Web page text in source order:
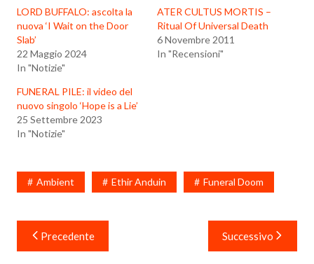
LORD BUFFALO: ascolta la
nuova ‘I Wait on the Door
Slab’
22 Maggio 2024
In "Notizie"
ATER CULTUS MORTIS –
Ritual Of Universal Death
6 Novembre 2011
In "Recensioni"
FUNERAL PILE: il video del
nuovo singolo ‘Hope is a Lie’
25 Settembre 2023
In "Notizie"
Ambient Ethir Anduin Funeral Doom
Navigazione
articoli
Precedente Successivo